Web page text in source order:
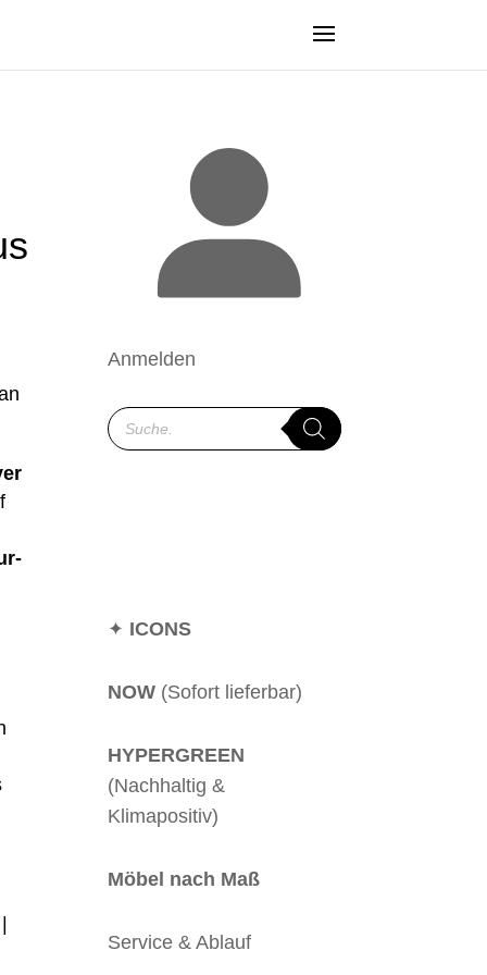
Anmelden
Products
search
✦ ICONS
NOW (Sofort lieferbar)
HYPERGREEN
(Nachhaltig &
Klimapositiv)
Möbel nach Maß
Service & Ablauf